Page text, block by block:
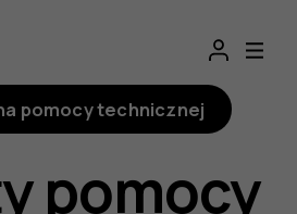
pomocy technicznej
pomocy